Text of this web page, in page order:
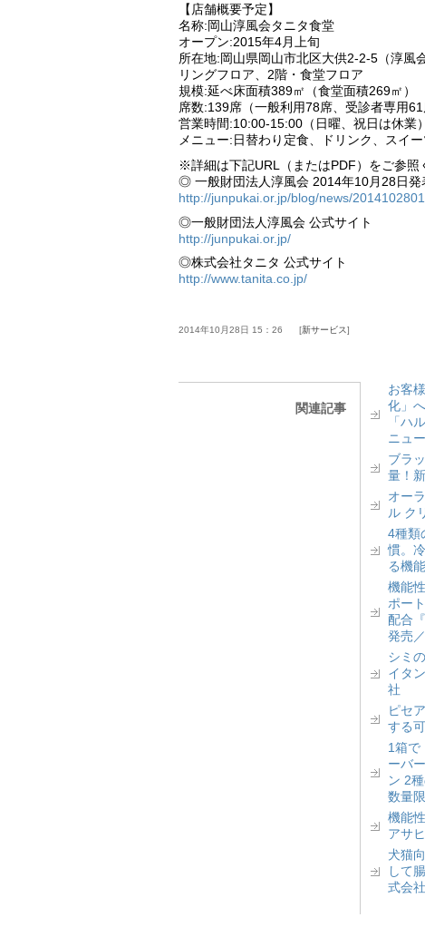
【店舗概要予定】
名称:岡山淳風会タニタ食堂
オープン:2015年4月上旬
所在地:岡山県岡山市北区大供2-2-5（淳風
リングフロア、2階・食堂フロア
規模:延べ床面積389㎡（食堂面積269㎡）
席数:139席（一般利用78席、受診者専用61
営業時間:10:00-15:00（日曜、祝日は休業）
メニュー:日替わり定食、ドリンク、スイー
※詳細は下記URL（またはPDF）をご参照
◎ 一般財団法人淳風会 2014年10月28日発
http://junpukai.or.jp/blog/news/
◎一般財団法人淳風会 公式サイト
http://junpukai.or.jp/
◎株式会社タニタ 公式サイト
http://www.tanita.co.jp/
2014年10月28日 15：26 新サービス
関連記事
お客
化」
「ハ
ニュ
ブラ
量！
オー
ル ク
4種類
慣。
る機
機能
ポー
配合
発売
シミ
イタ
社
ピセ
する
1箱で
ーバ
ン 2
数量
機能
アサ
犬猫
して
式会